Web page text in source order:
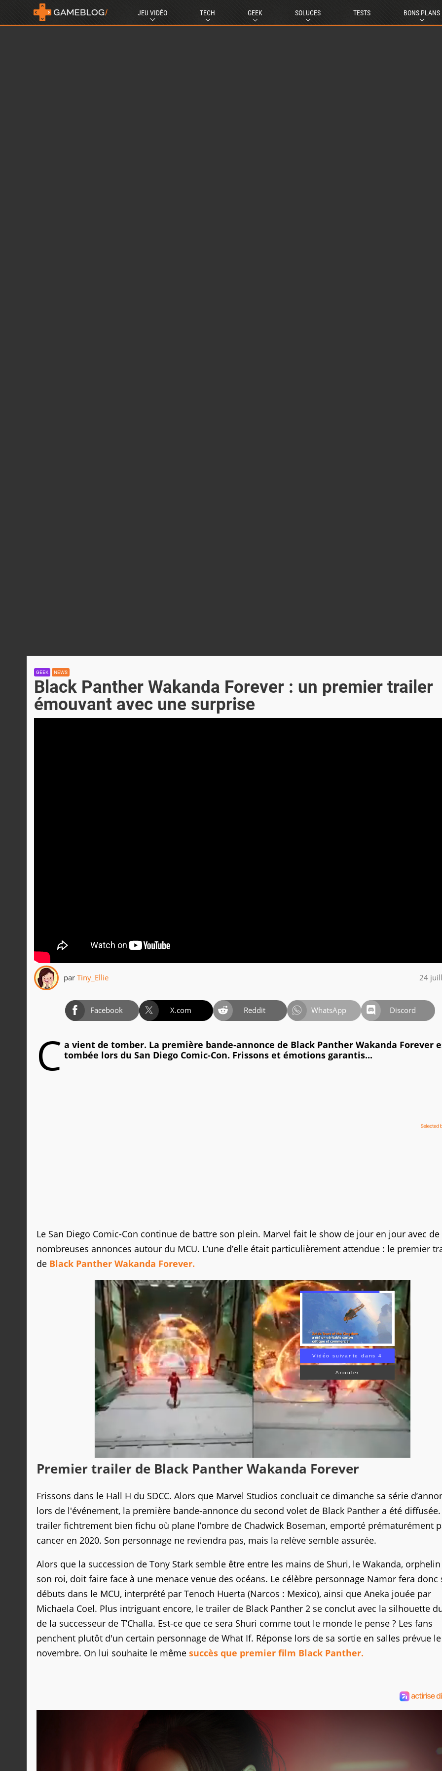
JEU VIDÉO TECH GEEK SOLUCES TESTS BONS PLANS
GEEK NEWS
Black Panther Wakanda Forever : un premier trailer
émouvant avec une surprise
par Tiny_Ellie 24
Facebook X.com Reddit WhatsApp Discord
C a vient de tomber. La première bande-annonce de Black Panther Wakanda Forever
tombée lors du San Diego Comic-Con. Frissons et émotions garantis...
Le San Diego Comic-Con continue de battre son plein. Marvel fait le show de jour en jour avec de
nombreuses annonces autour du MCU. L’une d’elle était particulièrement attendue : le premier
de Black Panther Wakanda Forever.
Vidéo suivante dans 3
Annuler
Premier trailer de Black Panther Wakanda Forever
Frissons dans le Hall H du SDCC. Alors que Marvel Studios concluait ce dimanche sa série
lors de l'événement, la première bande-annonce du second volet de Black Panther a été
trailer fichtrement bien fichu où plane l’ombre de Chadwick Boseman, emporté prématurément
cancer en 2020. Son personnage ne reviendra pas, mais la relève semble assurée.
Alors que la succession de Tony Stark semble être entre les mains de Shuri, le Wakanda,
son roi, doit faire face à une menace venue des océans. Le célèbre personnage Namor fera donc
débuts dans le MCU, interprété par Tenoch Huerta (Narcos : Mexico), ainsi que Aneka jouée par
Michaela Coel. Plus intriguant encore, le trailer de Black Panther 2 se conclut avec la silhouette
de la successeur de T’Challa. Est-ce que ce sera Shuri comme tout le monde le pense ? Les fans
penchent plutôt d'un certain personnage de What If. Réponse lors de sa sortie en salles prévue
novembre. On lui souhaite le même succès que premier film Black Panther.